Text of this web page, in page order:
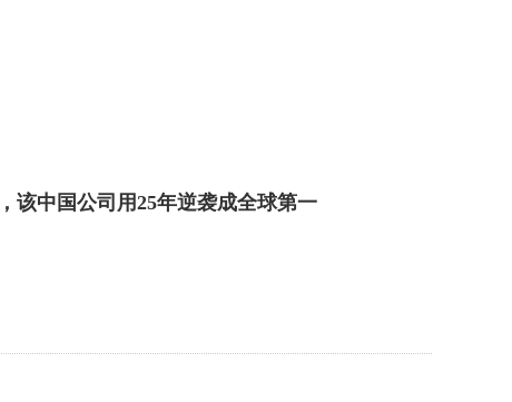
该中国公司用25年逆袭成全球第一